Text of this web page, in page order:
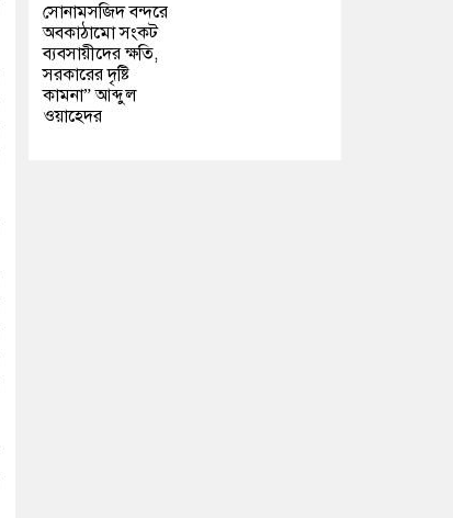
সোনামসজিদ বন্দরে
অবকাঠামো সংকট
ব্যবসায়ীদের ক্ষতি,
সরকারের দৃষ্টি
কামনা” আব্দুল
ওয়াহেদর